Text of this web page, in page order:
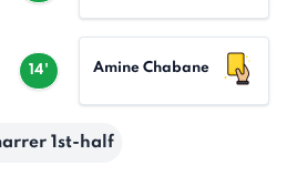
14' Amine Chabane
1st-half